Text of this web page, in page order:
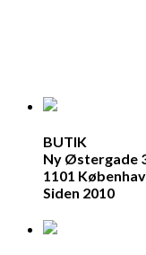
BUTIK
Ny Østergade
1101
Siden 2010